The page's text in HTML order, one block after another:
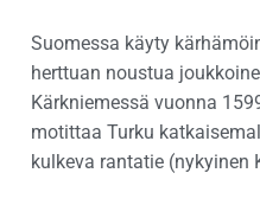
Suomessa käyty
herttuan noustua
Kärkniemessä vuonna
motittaa Turku
kulkeva rantatie (nykyinen